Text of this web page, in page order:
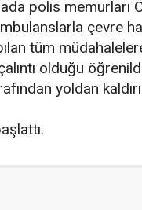
polis memurları
çevre
tüm
olduğu
yoldan